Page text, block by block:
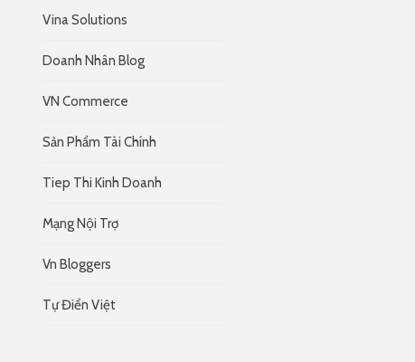
Vina Solutions
Doanh Nhân Blog
VN Commerce
Sản Phẩm Tài Chính
Tiep Thi Kinh Doanh
Mạng Nội Trợ
Vn Bloggers
Tự Điển Việt